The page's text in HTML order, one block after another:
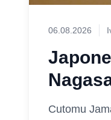
06.08.2026
Cutomu